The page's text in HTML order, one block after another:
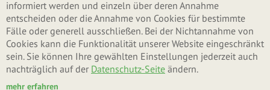
informiert werden und einzeln über deren Annahme
entscheiden oder die Annahme von Cookies für bestimmte
Fälle oder generell ausschließen. Bei der Nichtannahme von
Cookies kann die Funktionalität unserer Website eingeschränkt
sein. Sie können Ihre gewählten Einstellungen jederzeit auch
nachträglich auf der Datenschutz-Seite ändern.
mehr erfahren